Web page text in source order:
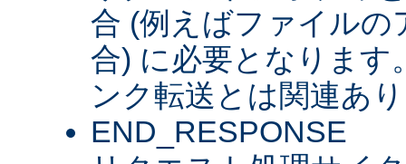
合 (例えばファイルの
合) に必要となります
ンク転送とは関連あ
END_RESPONSE